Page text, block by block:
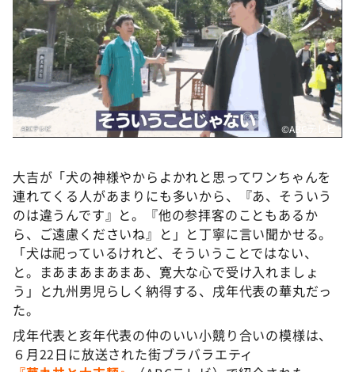
©️ABCテレビ
大吉が「犬の神様やからよかれと思ってワンちゃんを
連れてくる人があまりにも多いから、『あ、そういう
のは違うんです』と。『他の参拝客のこともあるか
ら、ご遠慮くださいね』と」と丁寧に言い聞かせる。
「犬は祀っているけれど、そういうことではない、
と。まあまあまあまあ、寛大な心で受け入れましょ
う」と九州男児らしく納得する、戌年代表の華丸だっ
た。
戌年代表と亥年代表の仲のいい小競り合いの模様は、
６月22日に放送された街ブラバラエティ